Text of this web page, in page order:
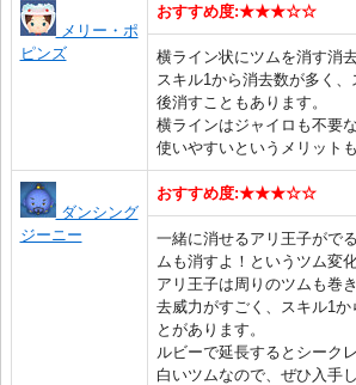
メリー・ポ
ピンズ
おすすめ度:★★★☆☆
横ライン状にツムを消す消去
スキル1から消去数が多く
後消すこともあります。
横ラインはジャイロも不要
使いやすいというメリット
ダンシング
ジーニー
おすすめ度:★★★☆☆
一緒に消せるアリ王子がで
ムも消すよ！というツム変
アリ王子は周りのツムも巻
去威力がすごく、スキル1か
とがあります。
ルビーで延長するとシーク
白いツムなので、ぜひ入手